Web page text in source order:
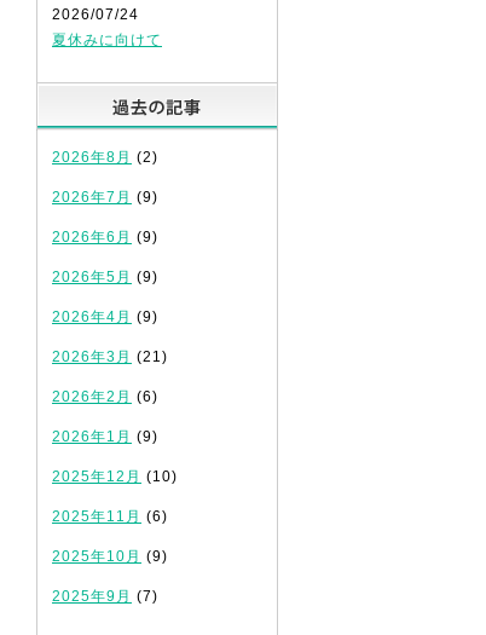
2026/07/24
夏休みに向けて
2026年8月 (2)
2026年7月 (9)
2026年6月 (9)
2026年5月 (9)
2026年4月 (9)
2026年3月 (21)
2026年2月 (6)
2026年1月 (9)
2025年12月 (10)
2025年11月 (6)
2025年10月 (9)
2025年9月 (7)